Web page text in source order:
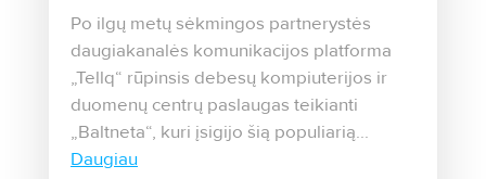
Po ilgų metų sėkmingos partnerystės
daugiakanalės komunikacijos platforma
„Tellq“ rūpinsis debesų kompiuterijos ir
duomenų centrų paslaugas teikianti
„Baltneta“, kuri įsigijo šią populiarią...
Daugiau